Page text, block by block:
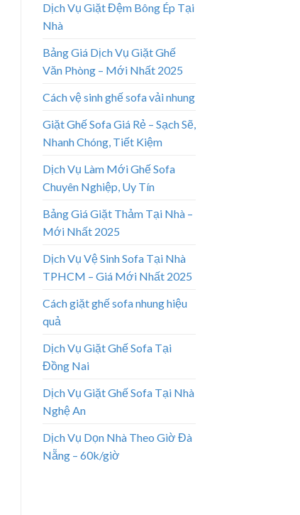
Dịch Vụ Giặt Đệm Bông Ép Tại
Nhà
Bảng Giá Dịch Vụ Giặt Ghế
Văn Phòng – Mới Nhất 2025
Cách vệ sinh ghế sofa vải nhung
Giặt Ghế Sofa Giá Rẻ – Sạch Sẽ,
Nhanh Chóng, Tiết Kiệm
Dịch Vụ Làm Mới Ghế Sofa
Chuyên Nghiệp, Uy Tín
Bảng Giá Giặt Thảm Tại Nhà –
Mới Nhất 2025
Dịch Vụ Vệ Sinh Sofa Tại Nhà
TPHCM – Giá Mới Nhất 2025
Cách giặt ghế sofa nhung hiệu
quả
Dịch Vụ Giặt Ghế Sofa Tại
Đồng Nai
Dịch Vụ Giặt Ghế Sofa Tại Nhà
Nghệ An
Dịch Vụ Dọn Nhà Theo Giờ Đà
Nẵng – 60k/giờ